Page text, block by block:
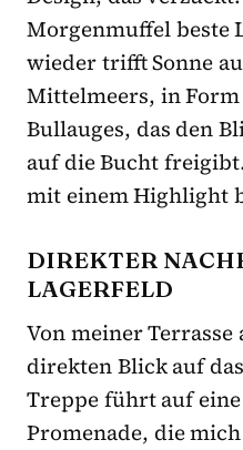
Morgenmuffel beste
wieder trifft Sonne
Mittelmeers, in
Bullauges, das den
auf die Bucht
mit einem Highlight
DIREKTER
LAGERFELD
Von meiner
direkten Blick auf
Treppe führt auf
Promenade, die